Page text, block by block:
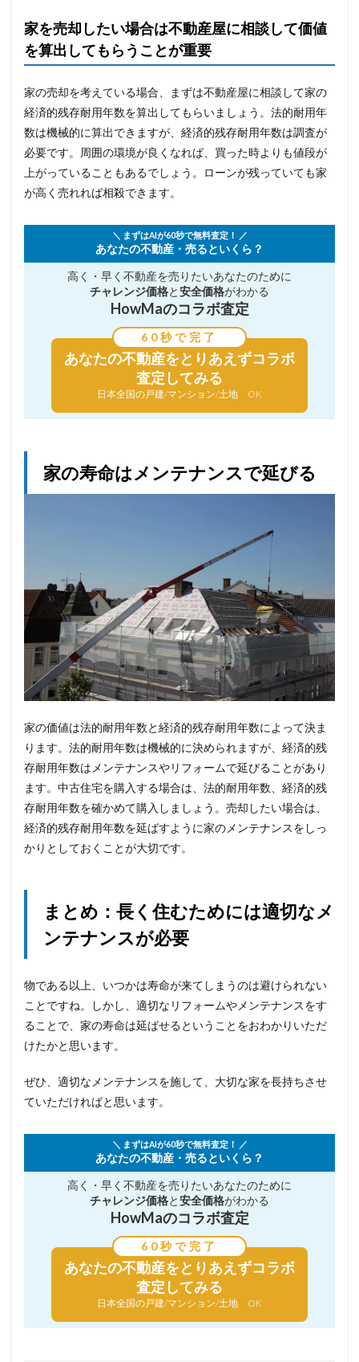
家を売却したい場合は不動産屋に相談して価値
を算出してもらうことが重要
家の売却を考えている場合、まずは不動産屋に相談して家の
経済的残存耐用年数を算出してもらいましょう。法的耐用年
数は機械的に算出できますが、経済的残存耐用年数は調査が
必要です。周囲の環境が良くなれば、買った時よりも値段が
上がっていることもあるでしょう。ローンが残っていても家
が高く売れれば相殺できます。
＼ まずはAIが60秒で無料査定！ ／
あなたの不動産・売るといくら？
高く・早く不動産を売りたいあなたのために
チャレンジ価格と安全価格がわかる
HowMaのコラボ査定
60秒で完了
あなたの不動産をとりあえずコラボ
査定してみる
日本全国の戸建/マンション/土地 OK
家の寿命はメンテナンスで延びる
家の価値は法的耐用年数と経済的残存耐用年数によって決ま
ります。法的耐用年数は機械的に決められますが、経済的残
存耐用年数はメンテナンスやリフォームで延びることがあり
ます。中古住宅を購入する場合は、法的耐用年数、経済的残
存耐用年数を確かめて購入しましょう。売却したい場合は、
経済的残存耐用年数を延ばすように家のメンテナンスをしっ
かりとしておくことが大切です。
まとめ：長く住むためには適切なメ
ンテナンスが必要
物である以上、いつかは寿命が来てしまうのは避けられない
ことですね。しかし、適切なリフォームやメンテナンスをす
ることで、家の寿命は延ばせるということをおわかりいただ
けたかと思います。
ぜひ、適切なメンテナンスを施して、大切な家を長持ちさせ
ていただければと思います。
＼ まずはAIが60秒で無料査定！ ／
あなたの不動産・売るといくら？
高く・早く不動産を売りたいあなたのために
チャレンジ価格と安全価格がわかる
HowMaのコラボ査定
60秒で完了
あなたの不動産をとりあえずコラボ
査定してみる
日本全国の戸建/マンション/土地 OK